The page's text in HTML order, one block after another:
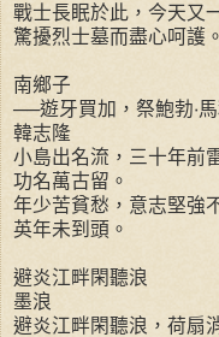
戰士長眠於此，今天又
驚擾烈士墓而盡心呵護。
南鄉子
──遊牙買加，祭鮑勃‧馬
韓志隆
小島出名流，三十年前
功名萬古留。
年少苦貧愁，意志堅強
英年未到頭。
避炎江畔閑聽浪
墨浪
避炎江畔閑聽浪，荷扇